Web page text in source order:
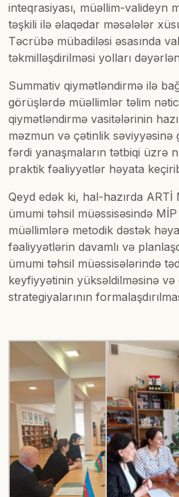
inteqrasiyası, müəllim-valideyn
təşkili ilə əlaqədar məsələlər
Təcrübə mübadiləsi əsasında
təkmilləşdirilməsi yolları
Summativ qiymətləndirmə ilə
görüşlərdə müəllimlər təlim
qiymətləndirmə vasitələrinin
məzmun və çətinlik səviyyəsinə
fərdi yanaşmaların tətbiqi üzrə
praktik fəaliyyətlər həyata
Qeyd edək ki, hal-hazırda
ümumi təhsil müəssisəsində
müəllimlərə metodik dəstək
fəaliyyətlərin davamlı və
ümumi təhsil müəssisələrində
keyfiyyətinin yüksəldilməsinə və
strategiyalarının